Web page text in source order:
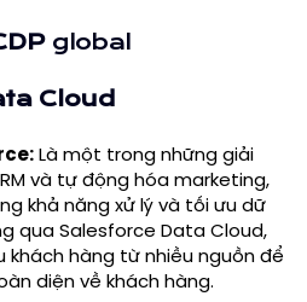
global
Cloud
Là một trong những giải
và tự động hóa marketing,
khả năng xử lý và tối ưu dữ
quaSalesforce Data Cloud,
khách hàng từ nhiều nguồn để
diện về khách hàng.